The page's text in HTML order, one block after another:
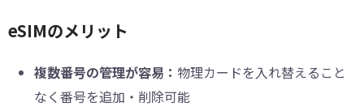
eSIMのメリット
複数番号の管理が容易： 物理カードを入れ替えること
なく番号を追加・削除可能